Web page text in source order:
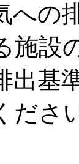
への
施設
出基
ださ